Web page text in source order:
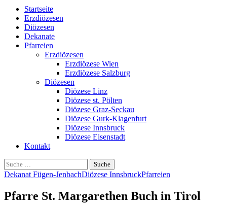
Startseite
Erzdiözesen
Diözesen
Dekanate
Pfarreien
Erzdiözesen
Erzdiözese Wien
Erzdiözese Salzburg
Diözesen
Diözese Linz
Diözese st. Pölten
Diözese Graz-Seckau
Diözese Gurk-Klagenfurt
Diözese Innsbruck
Diözese Eisenstadt
Kontakt
Suche
nach:
Dekanat Fügen-JenbachDiözese InnsbruckPfarreien
Pfarre St. Margarethen Buch in Tirol